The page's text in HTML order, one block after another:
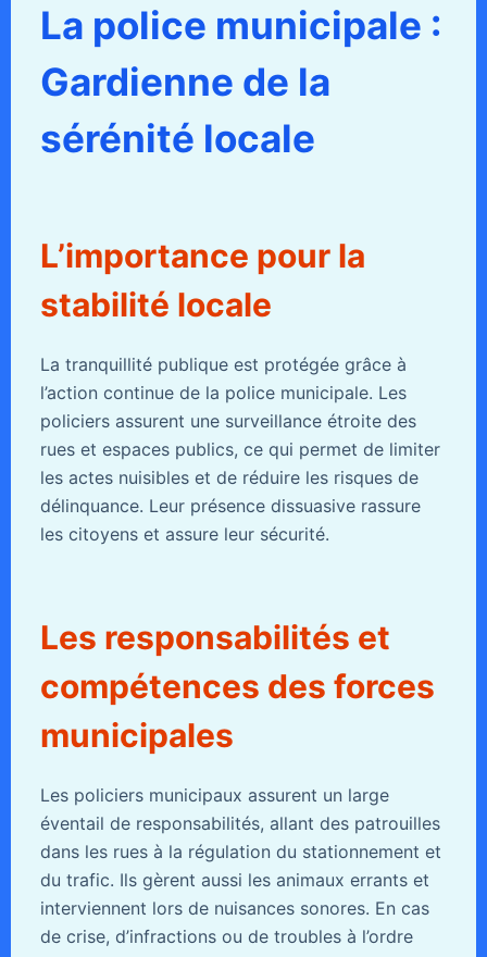
La police municipale :
Gardienne de la
sérénité locale
L’importance pour la
stabilité locale
La tranquillité publique est protégée grâce à
l’action continue de la police municipale. Les
policiers assurent une surveillance étroite des
rues et espaces publics, ce qui permet de limiter
les actes nuisibles et de réduire les risques de
délinquance. Leur présence dissuasive rassure
les citoyens et assure leur sécurité.
Les responsabilités et
compétences des forces
municipales
Les policiers municipaux assurent un large
éventail de responsabilités, allant des patrouilles
dans les rues à la régulation du stationnement et
du trafic. Ils gèrent aussi les animaux errants et
interviennent lors de nuisances sonores. En cas
de crise, d’infractions ou de troubles à l’ordre